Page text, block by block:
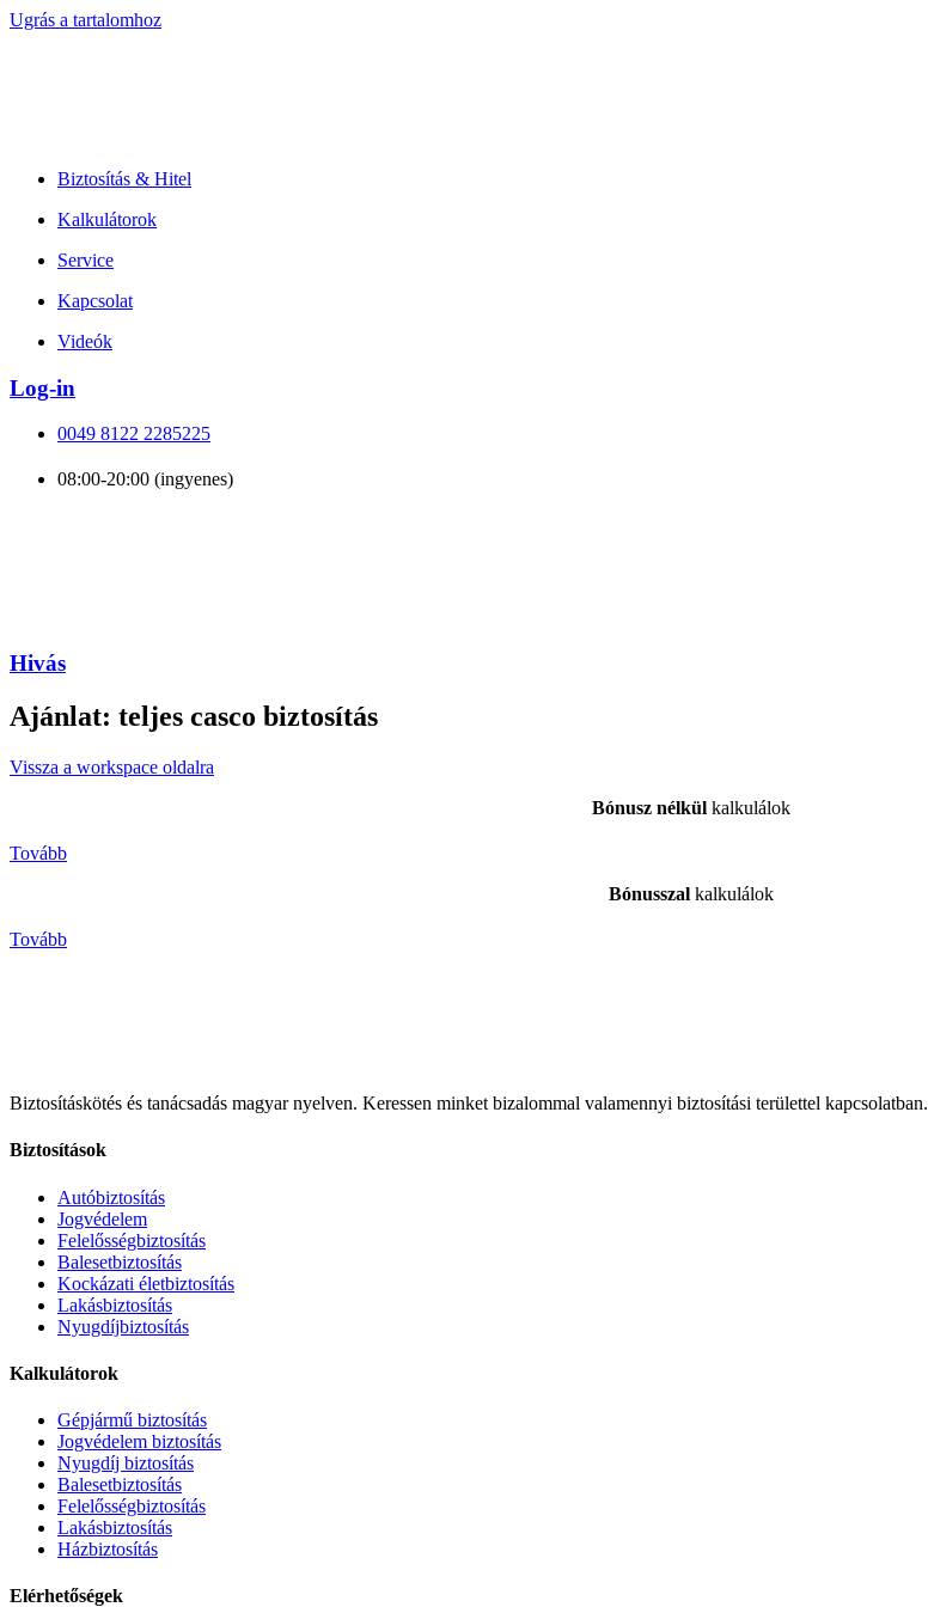
Ugrás a tartalomhoz
Biztosítás & Hitel
Kalkulátorok
Service
Kapcsolat
Videók
Log-in
0049 8122 2285225
08:00-20:00 (ingyenes)
Hivás
Ajánlat: teljes casco biztosítás
Vissza a workspace oldalra
Bónusz nélkül kalkulálok
Tovább
Bónusszal kalkulálok
Tovább
Biztosításkötés és tanácsadás magyar nyelven. Keressen minket bizalommal valamennyi biztosítási területtel kapcsolatban.
Biztosítások
Autóbiztosítás
Jogvédelem
Felelősségbiztosítás
Balesetbiztosítás
Kockázati életbiztosítás
Lakásbiztosítás
Nyugdíjbiztosítás
Kalkulátorok
Gépjármű biztosítás
Jogvédelem biztosítás
Nyugdíj biztosítás
Balesetbiztosítás
Felelősségbiztosítás
Lakásbiztosítás
Házbiztosítás
Elérhetőségek